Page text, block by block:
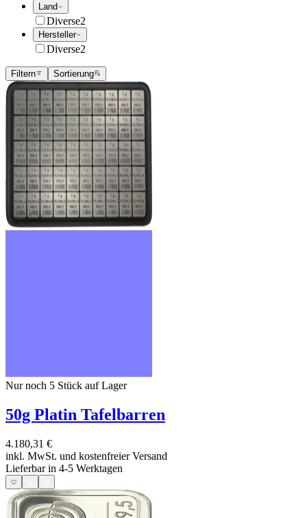
Land
Diverse2
Hersteller
Diverse2
Filtern Sortierung
Nur noch 5 Stück auf Lager
50g Platin Tafelbarren
4.180,31 €
inkl. MwSt. und kostenfreier Versand
Lieferbar in 4-5 Werktagen